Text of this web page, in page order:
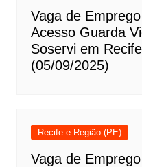
Vaga de
Acesso Guarda
Soservi em
(05/09/2025)
Recife e Região (PE)
Vaga de